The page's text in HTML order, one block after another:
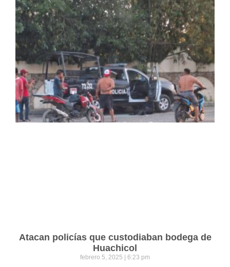
Atacan policías que custodiaban bodega de
Huachicol
febrero 5, 2025 6:23 pm